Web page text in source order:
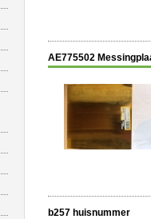
AE775502
b257 huisnummer